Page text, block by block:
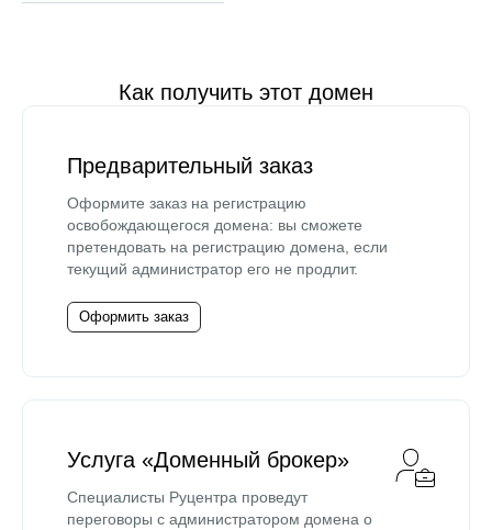
Как получить этот домен
Предварительный заказ
Оформите заказ на регистрацию
освобождающегося домена: вы сможете
претендовать на регистрацию домена, если
текущий администратор его не продлит.
Оформить заказ
Услуга «Доменный брокер»
Специалисты Руцентра проведут
переговоры с администратором домена о